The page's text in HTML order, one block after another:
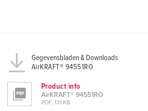
Gegevensbladen & Downloads
AirKRAFT® 94551RO
Product info
AirKRAFT® 94551RO
PDF, 131 KB